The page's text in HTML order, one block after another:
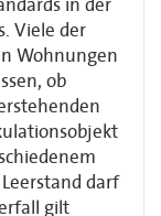
in der
Viele der
Wohnungen
ob
darf
gilt